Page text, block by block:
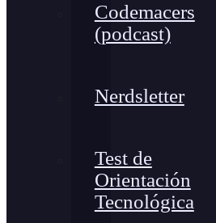
Codemacers
(podcast)
Nerdsletter
Test de
Orientación
Tecnológica